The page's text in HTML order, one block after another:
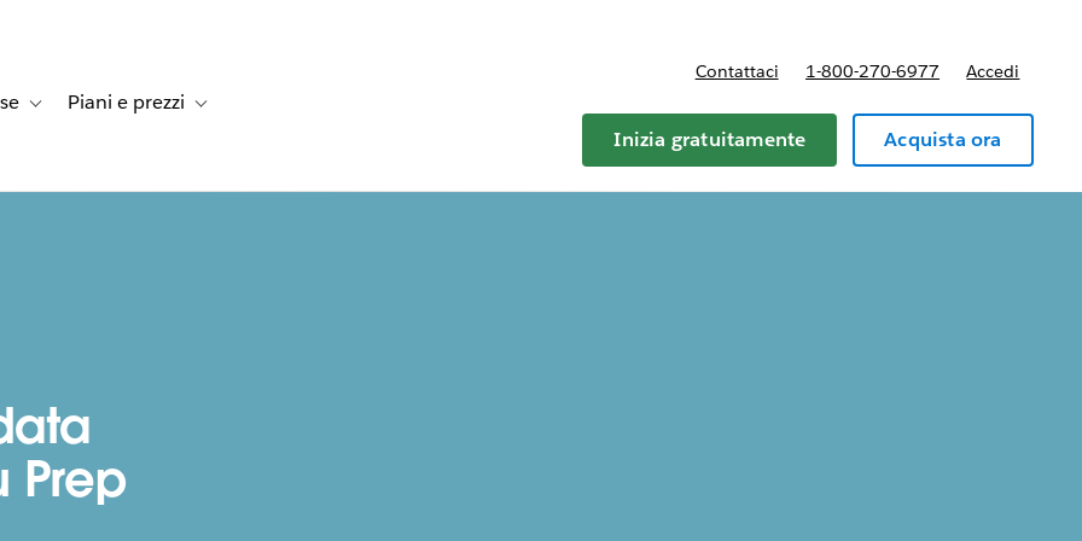
dei clientifor Soluzioni
Toggle sub-navigation for Risorse
Piani e prezzi Toggle sub-navigation for Piani e prezzi
Contattaci 1-800-270-6977 Accedi
Inizia gratuitamente Acquista ora
Prep